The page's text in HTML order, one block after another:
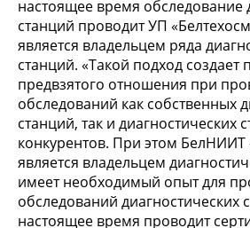
настоящее время обследование
станций проводит УП
является владельцем ряда
станций. «Такой подход создает
предвзятого отношения при
обследований как собственных
станций, так и диагностических
конкурентов. При этом БелНИИТ
является владельцем
имеет необходимый опыт для
обследований диагностических
настоящее время проводит